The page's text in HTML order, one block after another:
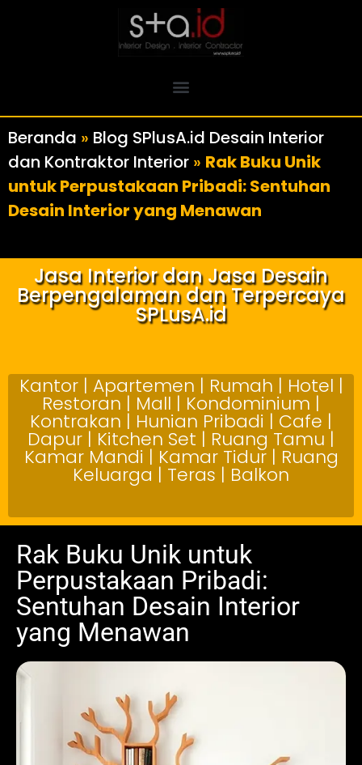
Beranda » Blog SPlusA.id Desain Interior
dan Kontraktor Interior » Rak Buku Unik
untuk Perpustakaan Pribadi: Sentuhan
Desain Interior yang Menawan
Jasa Interior dan Jasa Desain
Berpengalaman dan Terpercaya
SPLusA.id
Kantor | Apartemen | Rumah | Hotel |
Restoran | Mall | Kondominium |
Kontrakan | Hunian Pribadi | Cafe |
Dapur | Kitchen Set | Ruang Tamu |
Kamar Mandi | Kamar Tidur | Ruang
Keluarga | Teras | Balkon
Rak Buku Unik untuk
Perpustakaan Pribadi:
Sentuhan Desain Interior
yang Menawan